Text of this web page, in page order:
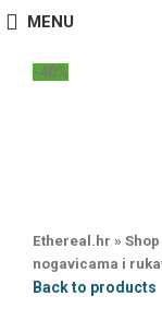
MENU
-40%
Ethereal.hr » Shop
nogavicama i
Back to products